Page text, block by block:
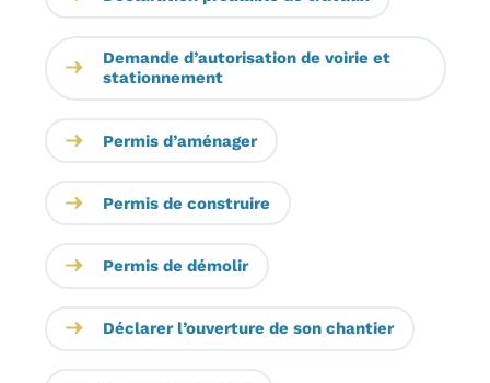
Demande d’autorisation de voirie et
stationnement
Permis d’aménager
Permis de construire
Permis de démolir
Déclarer l’ouverture de son chantier